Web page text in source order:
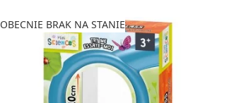
OBECNIE BRAK NA STANIE